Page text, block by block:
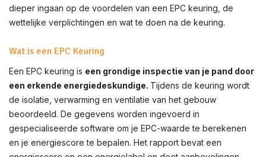
dieper ingaan op de voordelen van een EPC keuring, de
wettelijke verplichtingen en wat te doen na de keuring.
Wat is een EPC Keuring
Een EPC keuring is een grondige inspectie van je pand door
een erkende energiedeskundige. Tijdens de keuring wordt
de isolatie, verwarming en ventilatie van het gebouw
beoordeeld. De gegevens worden ingevoerd in
gespecialiseerde software om je EPC-waarde te berekenen
en je energiescore te bepalen. Het rapport bevat een